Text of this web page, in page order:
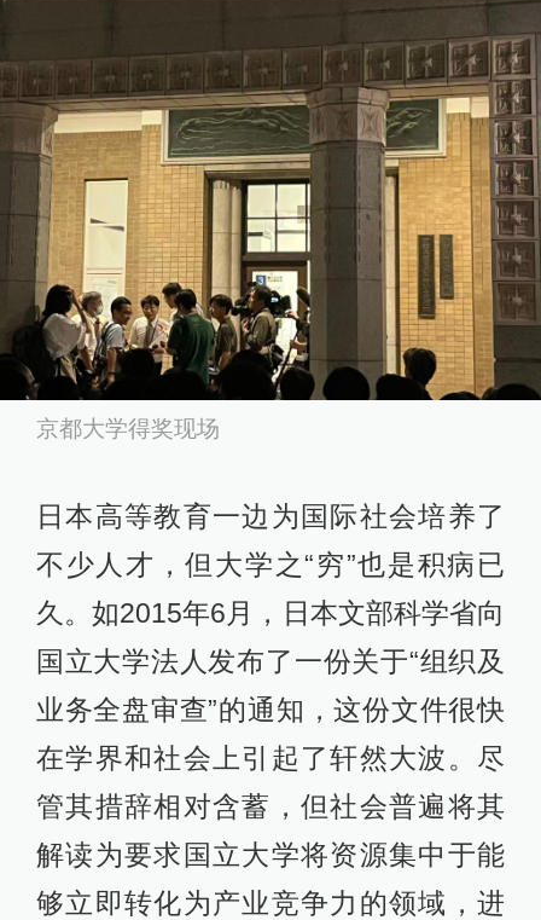
京都大学得奖现场
日本高等教育一边为国际社会培养了
不少人才，但大学之“穷”也是积病已
久。如2015年6月，日本文部科学省向
国立大学法人发布了一份关于“组织及
业务全盘审查”的通知，这份文件很快
在学界和社会上引起了轩然大波。尽
管其措辞相对含蓄，但社会普遍将其
解读为要求国立大学将资源集中于能
够立即转化为产业竞争力的领域，进